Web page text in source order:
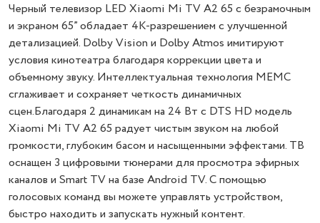
Черный телевизор LED Xiaomi Mi TV A2 65 с безрамочным
и экраном 65” обладает 4K-разрешением с улучшенной
детализацией. Dolby Vision и Dolby Atmos имитируют
условия кинотеатра благодаря коррекции цвета и
объемному звуку. Интеллектуальная технология MEMC
сглаживает и сохраняет четкость динамичных
сцен.Благодаря 2 динамикам на 24 Вт с DTS HD модель
Xiaomi Mi TV A2 65 радует чистым звуком на любой
громкости, глубоким басом и насыщенными эффектами. ТВ
оснащен 3 цифровыми тюнерами для просмотра эфирных
каналов и Smart TV на базе Android TV. С помощью
голосовых команд вы можете управлять устройством,
быстро находить и запускать нужный контент.